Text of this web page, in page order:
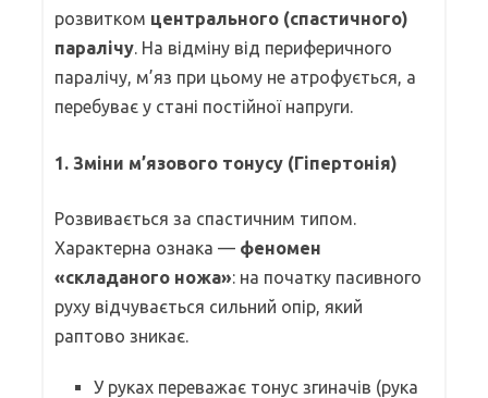
розвитком центрального (спастичного)
паралічу. На відміну від периферичного
паралічу, м’яз при цьому не атрофується, а
перебуває у стані постійної напруги.
1. Зміни м’язового тонусу (Гіпертонія)
Розвивається за спастичним типом.
Характерна ознака — феномен
«складаного ножа»: на початку пасивного
руху відчувається сильний опір, який
раптово зникає.
У руках переважає тонус згиначів (рука